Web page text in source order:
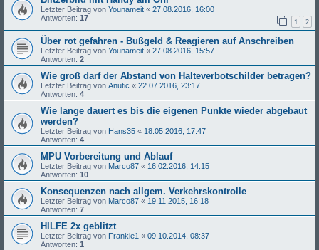
Letzter Beitrag von Younameit « 27.08.2016, 16:00
Antworten: 17 1 2
Über rot gefahren - Bußgeld & Reagieren auf Anschreiben
Letzter Beitrag von Younameit « 27.08.2016, 15:57
Antworten: 2
Wie groß darf der Abstand von Halteverbotschilder betragen?
Letzter Beitrag von Anutic « 22.07.2016, 23:17
Antworten: 4
Wie lange dauert es bis die eigenen Punkte wieder abgebaut
werden?
Letzter Beitrag von Hans35 « 18.05.2016, 17:47
Antworten: 4
MPU Vorbereitung und Ablauf
Letzter Beitrag von Marco87 « 16.02.2016, 14:15
Antworten: 10
Konsequenzen nach allgem. Verkehrskontrolle
Letzter Beitrag von Marco87 « 19.11.2015, 16:18
Antworten: 7
HILFE 2x geblitzt
Letzter Beitrag von Frankie1 « 09.10.2014, 08:37
Antworten: 1